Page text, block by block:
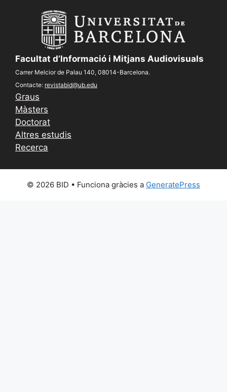
Facultat d’Informació i Mitjans Audiovisuals
Carrer Melcior de Palau 140, 08014-Barcelona.
Contacte: revistabid@ub.edu
Graus
Màsters
Doctorat
Altres estudis
Recerca
© 2026 BID • Funciona gràcies a GeneratePress